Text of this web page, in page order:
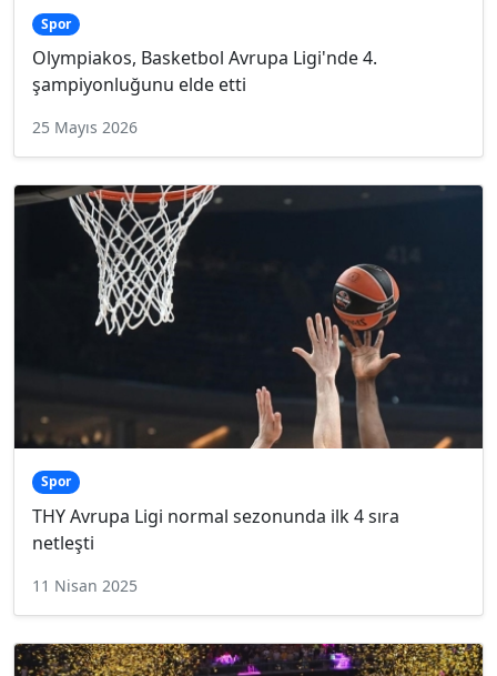
Spor
Olympiakos, Basketbol Avrupa Ligi'nde 4.
şampiyonluğunu elde etti
25 Mayıs 2026
Spor
THY Avrupa Ligi normal sezonunda ilk 4 sıra
netleşti
11 Nisan 2025